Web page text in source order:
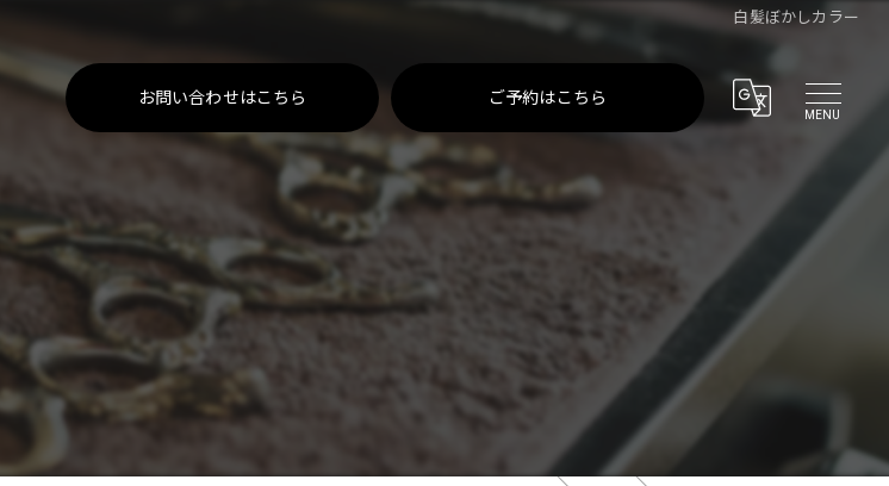
白髪ぼかしカラー
お問い合わせはこちら ご予約はこちら